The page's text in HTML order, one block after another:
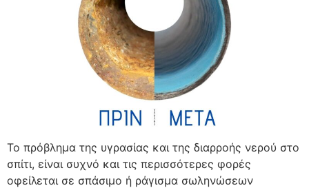
Το πρόβλημα της υγρασίας και της διαρροής νερού στο
σπίτι, είναι συχνό και τις περισσότερες φορές
οφείλεται σε σπάσιμο ή ράγισμα σωληνώσεων